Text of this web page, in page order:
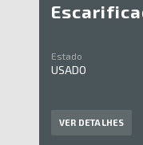
Estado
USADO
VER DETALHES